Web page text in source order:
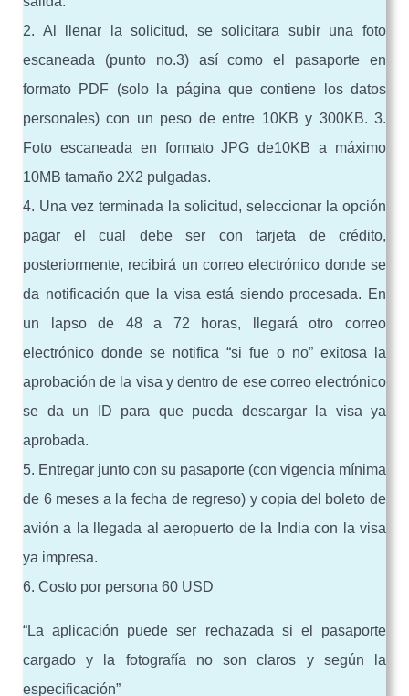
2. Al llenar la solicitud, se solicitara subir una foto
escaneada (punto no.3) así como el pasaporte en
formato PDF (solo la página que contiene los datos
personales) con un peso de entre 10KB y 300KB. 3.
Foto escaneada en formato JPG de10KB a máximo
10MB tamaño 2X2 pulgadas.
4. Una vez terminada la solicitud, seleccionar la opción
pagar el cual debe ser con tarjeta de crédito,
posteriormente, recibirá un correo electrónico donde se
da notificación que la visa está siendo procesada. En
un lapso de 48 a 72 horas, llegará otro correo
electrónico donde se notifica “si fue o no” exitosa la
aprobación de la visa y dentro de ese correo electrónico
se da un ID para que pueda descargar la visa ya
aprobada.
5. Entregar junto con su pasaporte (con vigencia mínima
de 6 meses a la fecha de regreso) y copia del boleto de
avión a la llegada al aeropuerto de la India con la visa
ya impresa.
6. Costo por persona 60 USD
“La aplicación puede ser rechazada si el pasaporte
cargado y la fotografía no son claros y según la
especificación”